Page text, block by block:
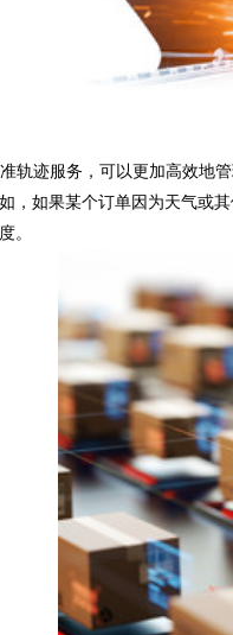
轨迹服务，可以更加高效地
，如果某个订单因为天气或
。